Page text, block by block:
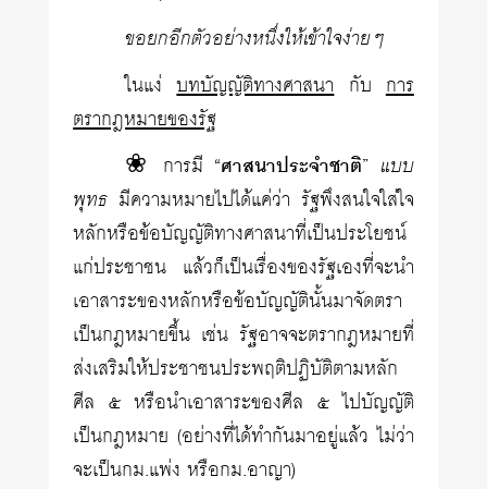
ขอยกอีกตัวอย่างหนึ่งให้เข้าใจง่ายๆ
ในแง่บทบัญญัติทางศาสนากับการ
ตรากฎหมายของรัฐ
❀ การมี “ศาสนาประจำชาติ” แบบ
พุทธ มีความหมายไปได้แค่ว่า รัฐพึงสนใจใส่ใจ
หลักหรือข้อบัญญัติทางศาสนาที่เป็นประโยชน์
แก่ประชาชน แล้วก็เป็นเรื่องของรัฐเองที่จะนำ
เอาสาระของหลักหรือข้อบัญญัตินั้นมาจัดตรา
เป็นกฎหมายขึ้น เช่น รัฐอาจจะตรากฎหมายที่
ส่งเสริมให้ประชาชนประพฤติปฏิบัติตามหลัก
ศีล ๕ หรือนำเอาสาระของศีล ๕ ไปบัญญัติ
เป็นกฎหมาย (อย่างที่ได้ทำกันมาอยู่แล้ว ไม่ว่า
จะเป็นกม.แพ่ง หรือกม.อาญา)